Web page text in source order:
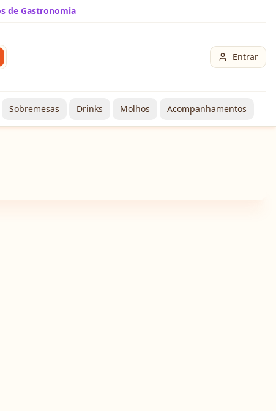
de Gastronomia
Entrar
Sobremesas Drinks Molhos Acompanhamentos